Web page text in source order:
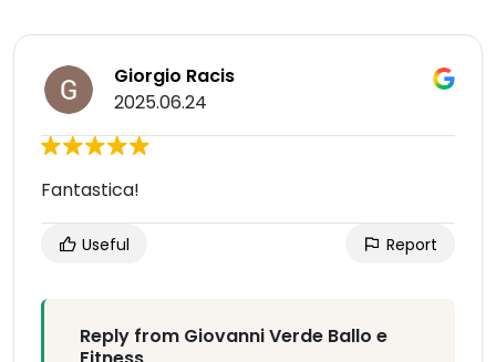
Giorgio Racis
2025.06.24
Fantastica!
Useful Report
Reply from Giovanni Verde Ballo e